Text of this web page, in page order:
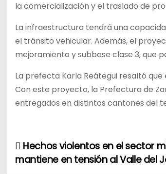
la comercialización y el traslado de
La infraestructura tendrá una
el tránsito vehicular. Además, el
mejoramiento y subbase clase 3, que
La prefecta Karla Reátegui resaltó
Con este proyecto, la Prefectura de
entregados en distintos cantones del
NHechos violentos en el sector
mantiene en tensión al Valle del